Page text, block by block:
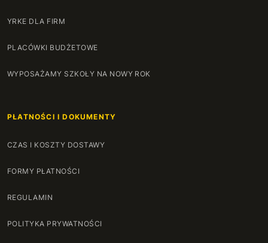
YRKE DLA FIRM
PLACÓWKI BUDŻETOWE
WYPOSAŻAMY SZKOŁY NA NOWY ROK
PŁATNOŚCI I DOKUMENTY
CZAS I KOSZTY DOSTAWY
FORMY PŁATNOŚCI
REGULAMIN
POLITYKA PRYWATNOŚCI